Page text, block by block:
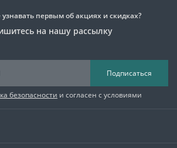
узнавать первым об акциях и скидках?
на нашу рассылку
Подписаться
безопасности и согласен с условиями